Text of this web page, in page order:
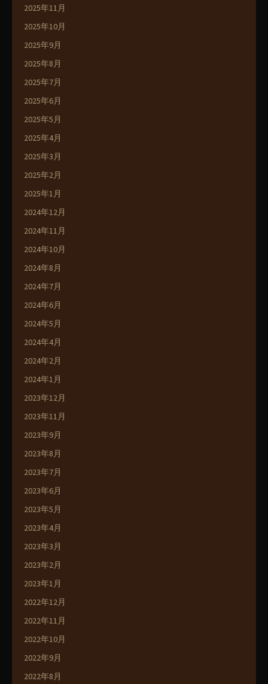
2025年11月
2025年10月
2025年9月
2025年8月
2025年7月
2025年6月
2025年5月
2025年4月
2025年3月
2025年2月
2025年1月
2024年12月
2024年11月
2024年10月
2024年8月
2024年7月
2024年6月
2024年5月
2024年4月
2024年2月
2024年1月
2023年12月
2023年11月
2023年9月
2023年8月
2023年7月
2023年6月
2023年5月
2023年4月
2023年3月
2023年2月
2023年1月
2022年12月
2022年11月
2022年10月
2022年9月
2022年8月